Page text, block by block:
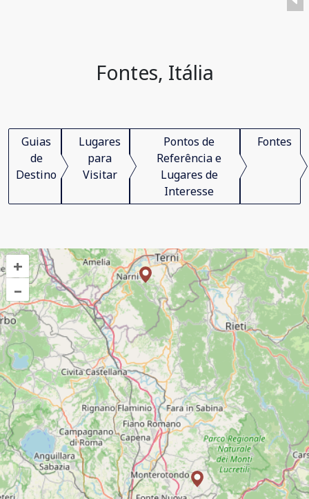
Fontes, Itália
Guias
de
Destino
Lugares
para
Visitar
Pontos de
Referência e
Lugares de
Interesse
Fontes
+
–